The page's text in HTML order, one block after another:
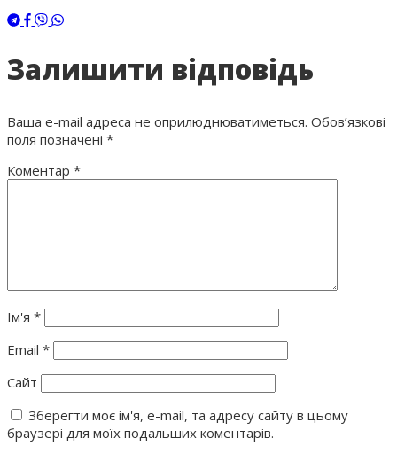
Залишити відповідь
Ваша e-mail адреса не оприлюднюватиметься. Обов’язкові
поля позначені *
Коментар *
Ім'я *
Email *
Сайт
Зберегти моє ім'я, e-mail, та адресу сайту в цьому
браузері для моїх подальших коментарів.